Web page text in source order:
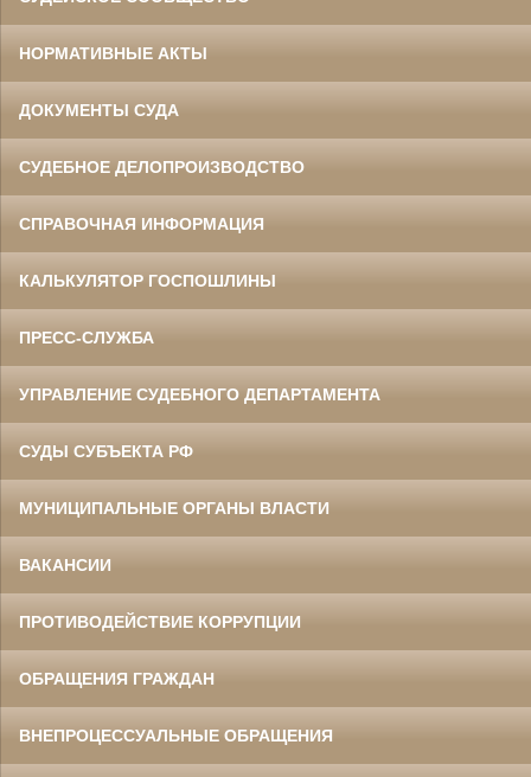
НОРМАТИВНЫЕ АКТЫ
ДОКУМЕНТЫ СУДА
СУДЕБНОЕ ДЕЛОПРОИЗВОДСТВО
СПРАВОЧНАЯ ИНФОРМАЦИЯ
КАЛЬКУЛЯТОР ГОСПОШЛИНЫ
ПРЕСС-СЛУЖБА
УПРАВЛЕНИЕ СУДЕБНОГО ДЕПАРТАМЕНТА
СУДЫ СУБЪЕКТА РФ
МУНИЦИПАЛЬНЫЕ ОРГАНЫ ВЛАСТИ
ВАКАНСИИ
ПРОТИВОДЕЙСТВИЕ КОРРУПЦИИ
ОБРАЩЕНИЯ ГРАЖДАН
ВНЕПРОЦЕССУАЛЬНЫЕ ОБРАЩЕНИЯ